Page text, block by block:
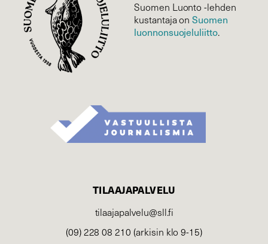
Suomen Luonto -lehden
kustantaja onSuomen
luonnonsuojelu­liitto.
TILAAJAPALVELU
tilaajapalvelu@sll.fi
(09) 228 08 210 (arkisin klo 9-15)